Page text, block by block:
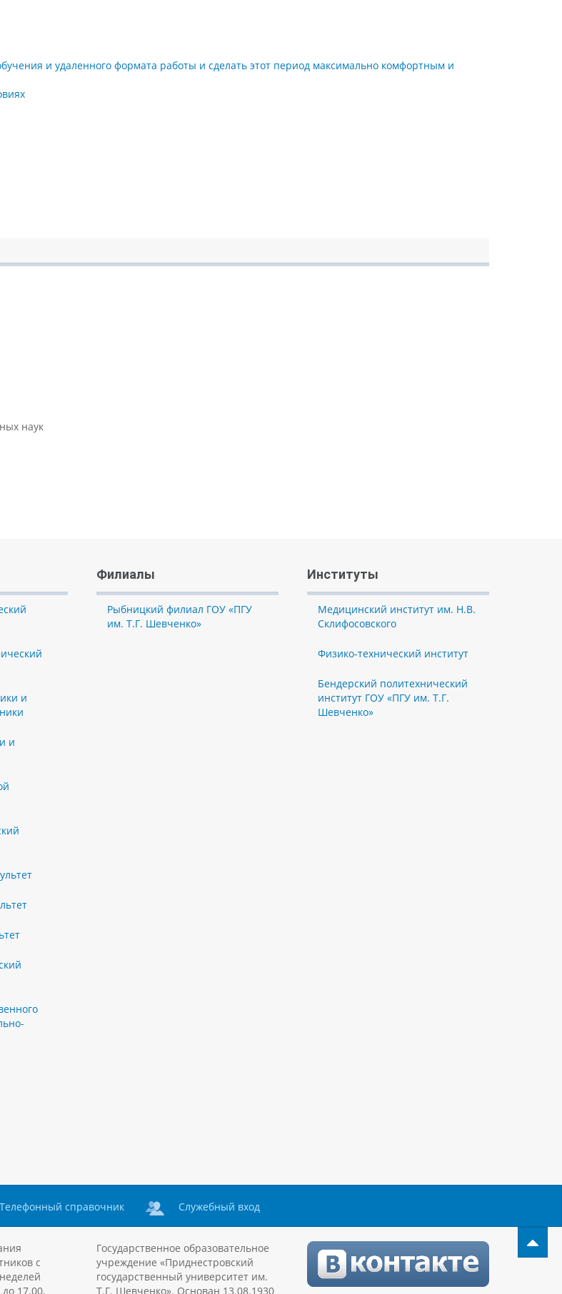
и удаленного формата работы и сделать этот период максимально комфортным и
наук
и
и
Филиалы
Рыбницкий филиал ГОУ «ПГУ
им. Т.Г. Шевченко»
Институты
Медицинский институт им. Н.В.
Склифосовского
Физико-технический институт
Бендерский политехнический
институт ГОУ «ПГУ им. Т.Г.
Шевченко»
Телефонный справочник Служебный вход
с
до 17.00,
Государственное образовательное
учреждение «Приднестровский
государственный университет им.
Т.Г. Шевченко». Основан 13.08.1930